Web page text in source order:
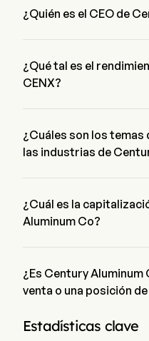
de la compañía, Nordural
¿Quién es el CEO de
¿Qué tal es el
CENX?
¿Cuáles son los
las industrias de
¿Cuál es la
Aluminum Co?
¿Es Century Aluminum
venta o una posición
calificaciones de análisis para
Estadísticas clave